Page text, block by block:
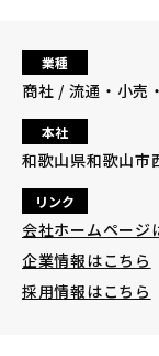
業種
商社 / 流通・小売
本社
和歌山県和歌山市
リンク
会社ホームページ
企業情報はこちら
採用情報はこちら